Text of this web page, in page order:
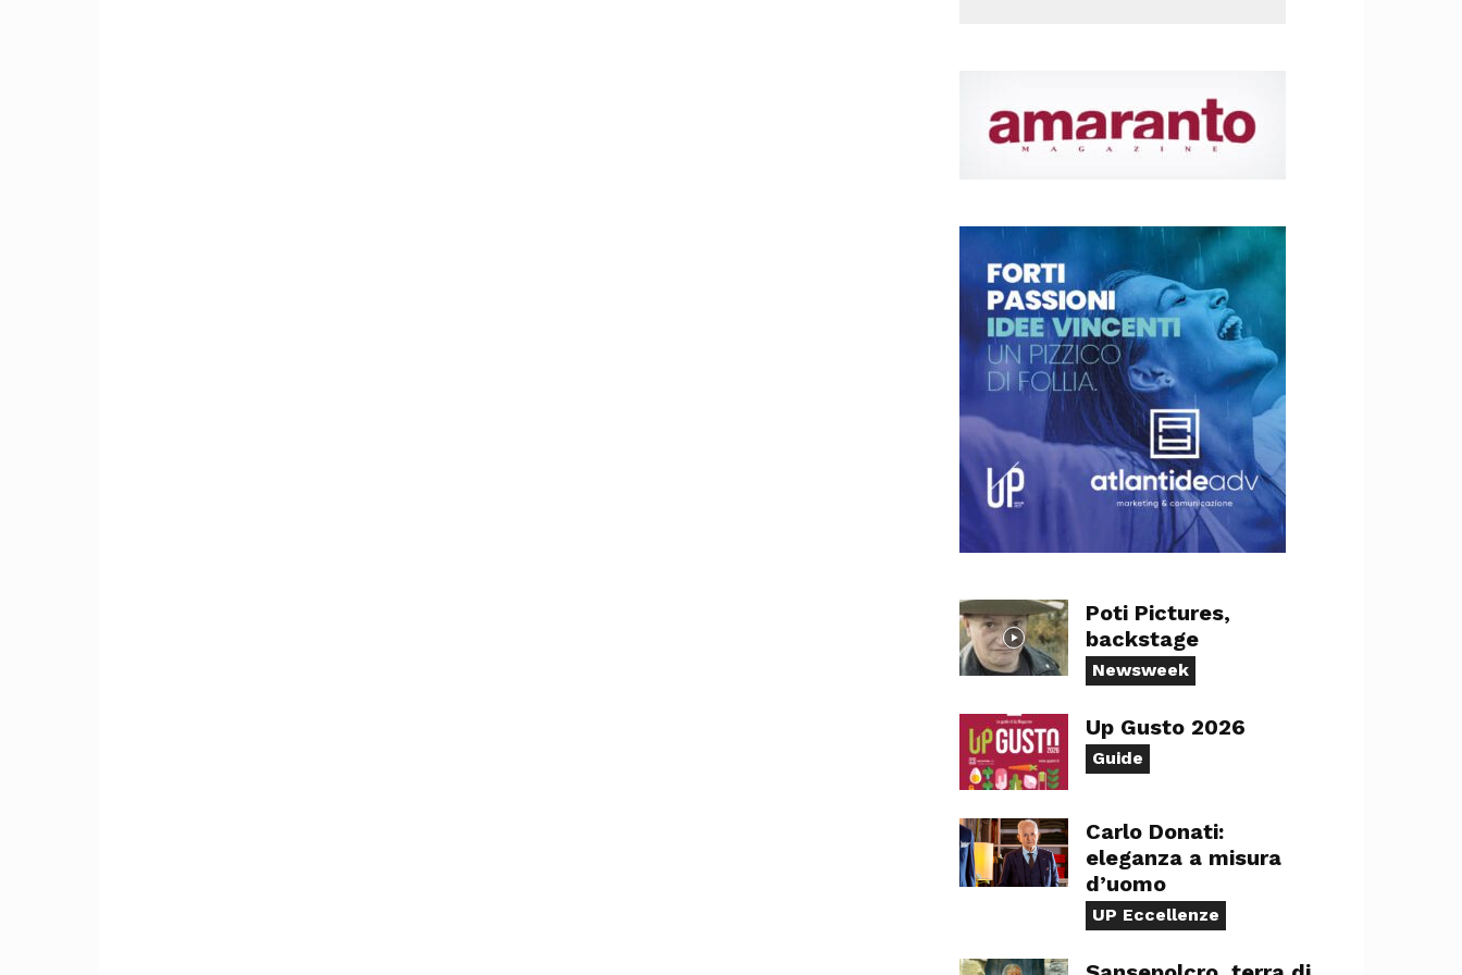
Poti Pictures,
backstage
Newsweek
Up Gusto 2026
Guide
Carlo Donati:
eleganza a misura
d’uomo
UP Eccellenze